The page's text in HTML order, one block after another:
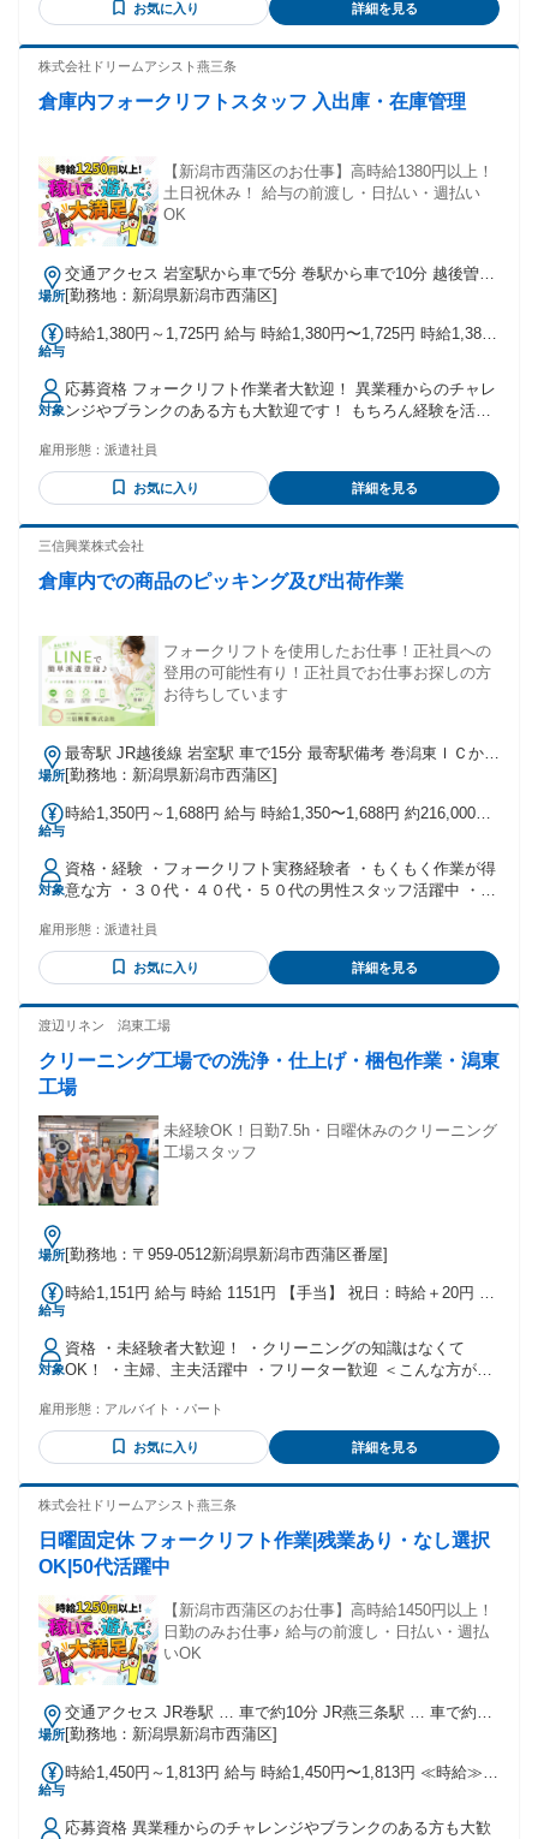
お気に入り 詳細を見る
株式会社ドリームアシスト燕三条
倉庫内フォークリフトスタッフ 入出庫・在庫管理
【新潟市西蒲区のお仕事】高時給1380円以上！
土日祝休み！ 給与の前渡し・日払い・週払い
OK
場所
交通アクセス 岩室駅から車で5分 巻駅から車で10分 越後曽根
駅から車で15分
[勤務地：新潟県新潟市西蒲区]
給与
時給1,380円～1,725円 給与 時給1,380円〜1,725円 時給1,380
通費規定支給！ ★昇給有！ ★週払いOK！
対象
応募資格 フォークリフト作業者大歓迎！ 異業種からのチャレ
ンジやブランクのある方も大歓迎です！ もちろん経験を活か
雇用形態： 派遣社員
お気に入り 詳細を見る
三信興業株式会社
倉庫内での商品のピッキング及び出荷作業
フォークリフトを使用したお仕事！正社員への
登用の可能性有り！正社員でお仕事お探しの方
お待ちしています
場所
最寄駅 JR越後線 岩室駅 車で15分 最寄駅備考 巻潟東ＩＣから
車で約10分
[勤務地：新潟県新潟市西蒲区]
給与
時給1,350円～1,688円 給与 時給1,350〜1,688円 約216,000円
対象
資格・経験 ・フォークリフト実務経験者 ・もくもく作業が得
意な方 ・３０代・４０代・５０代の男性スタッフ活躍中 ・正
雇用形態： 派遣社員
お気に入り 詳細を見る
渡辺リネン 潟東工場
クリーニング工場での洗浄・仕上げ・梱包作業・潟東
工場
未経験OK！日勤7.5h・日曜休みのクリーニング
工場スタッフ
場所[勤務地：〒959-0512新潟県新潟市西蒲区番屋]
給与
時給1,151円 給与 時給 1151円 【手当】 祝日：時給＋20円 ＊
5000～30000円/回 ＊決算賞与あり(前年度実績による) 交通
費：交通費支給 片道2km以上～対象 月上限1万円 駐車場完備
（月1000円自己負担） 月収例1,151円×7.5時間×20.8日＝
179,556円＋祝日手当
対象
資格 ・未経験者大歓迎！ ・クリーニングの知識はなくて
OK！ ・主婦、主夫活躍中 ・フリーター歓迎 ＜こんな方が活
定休みなので、週末は家族と過ごせます◎ ⇒毎月17万以上安
定して稼げます！ ・バリバリ働くフリーターさん ⇒週5日フ
ルタイム×社会保険完備でしっかり稼げます！ ・異業種から
にもおすすめ！ ⇒接客なしで、適度に身体を動かせます☆
雇用形態： アルバイト・パート
お気に入り 詳細を見る
株式会社ドリームアシスト燕三条
日曜固定休 フォークリフト作業|残業あり・なし選択
OK|50代活躍中
【新潟市西蒲区のお仕事】高時給1450円以上！
日勤のみお仕事♪ 給与の前渡し・日払い・週払
いOK
場所
交通アクセス JR巻駅 … 車で約10分 JR燕三条駅 … 車で約30
分 JR寺尾駅 … 車で約30分
[勤務地：新潟県新潟市西蒲区]
給与
時給1,450円～1,813円 給与 時給1,450円〜1,813円 ≪時給≫
応募資格 異業種からのチャレンジやブランクのある方も大歓